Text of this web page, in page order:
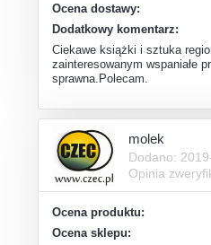
Ocena dostawy:
Dodatkowy komentarz:
Ciekawe książki i sztuka
zainteresowanym wspaniałe
sprawna.Polecam.
molek
Dodano:
Opinia
Ocena produktu:
Ocena sklepu: